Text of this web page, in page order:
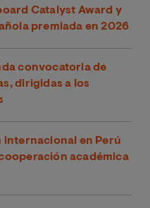
Catalyst Award y
premiada en 2026
convocatoria de
dirigidas a los
en Perú
académica